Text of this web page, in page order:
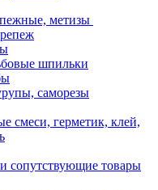
метизы
шпильки
саморезы
смеси, герметик, клей,
сопутствующие товары